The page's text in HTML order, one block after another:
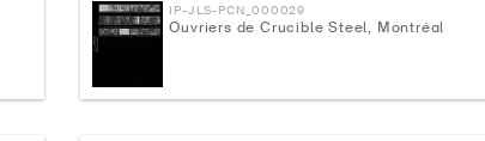
IP-JLS-PCN_000029
Ouvriers de Crucible Steel, Montréal